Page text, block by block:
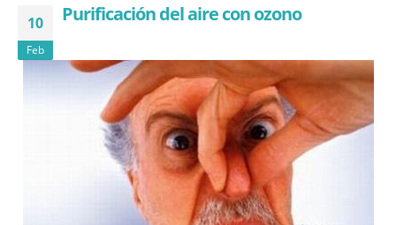
10
Feb
Purificación del aire con ozono